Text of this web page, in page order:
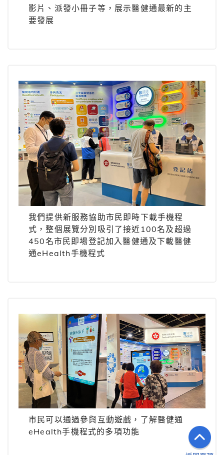
影片、派發小冊子等，展示醫健通最新的主
要發展
我們提供新服務協助市民即時下載手機程
式，整個展覽分別吸引了接近100名及超過
450名市民即場登記加入醫健通及下載醫健
通eHealth手機程式
市民可以通過參與互動遊戲，了解醫健通
eHealth手機程式的多項功能